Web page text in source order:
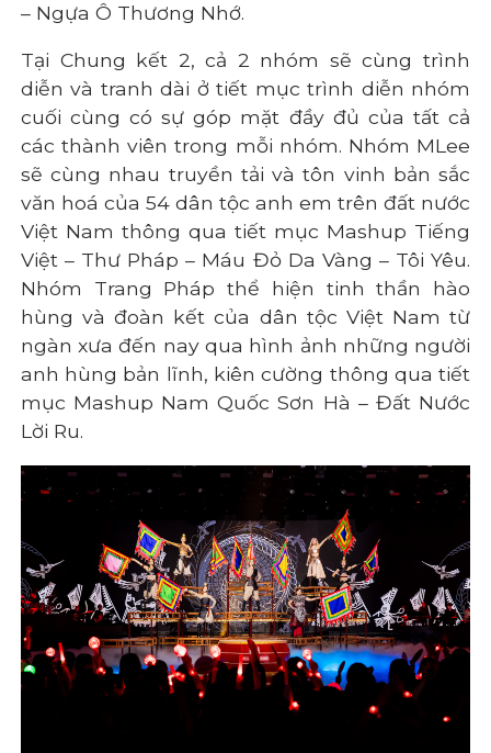
– Ngựa Ô Thương Nhớ.
Tại Chung kết 2, cả 2 nhóm sẽ cùng trình
diễn và tranh dài ở tiết mục trình diễn nhóm
cuối cùng có sự góp mặt đầy đủ của tất cả
các thành viên trong mỗi nhóm. Nhóm MLee
sẽ cùng nhau truyền tải và tôn vinh bản sắc
văn hoá của 54 dân tộc anh em trên đất nước
Việt Nam thông qua tiết mục Mashup Tiếng
Việt – Thư Pháp – Máu Đỏ Da Vàng – Tôi Yêu.
Nhóm Trang Pháp thể hiện tinh thần hào
hùng và đoàn kết của dân tộc Việt Nam từ
ngàn xưa đến nay qua hình ảnh những người
anh hùng bản lĩnh, kiên cường thông qua tiết
mục Mashup Nam Quốc Sơn Hà – Đất Nước
Lời Ru.